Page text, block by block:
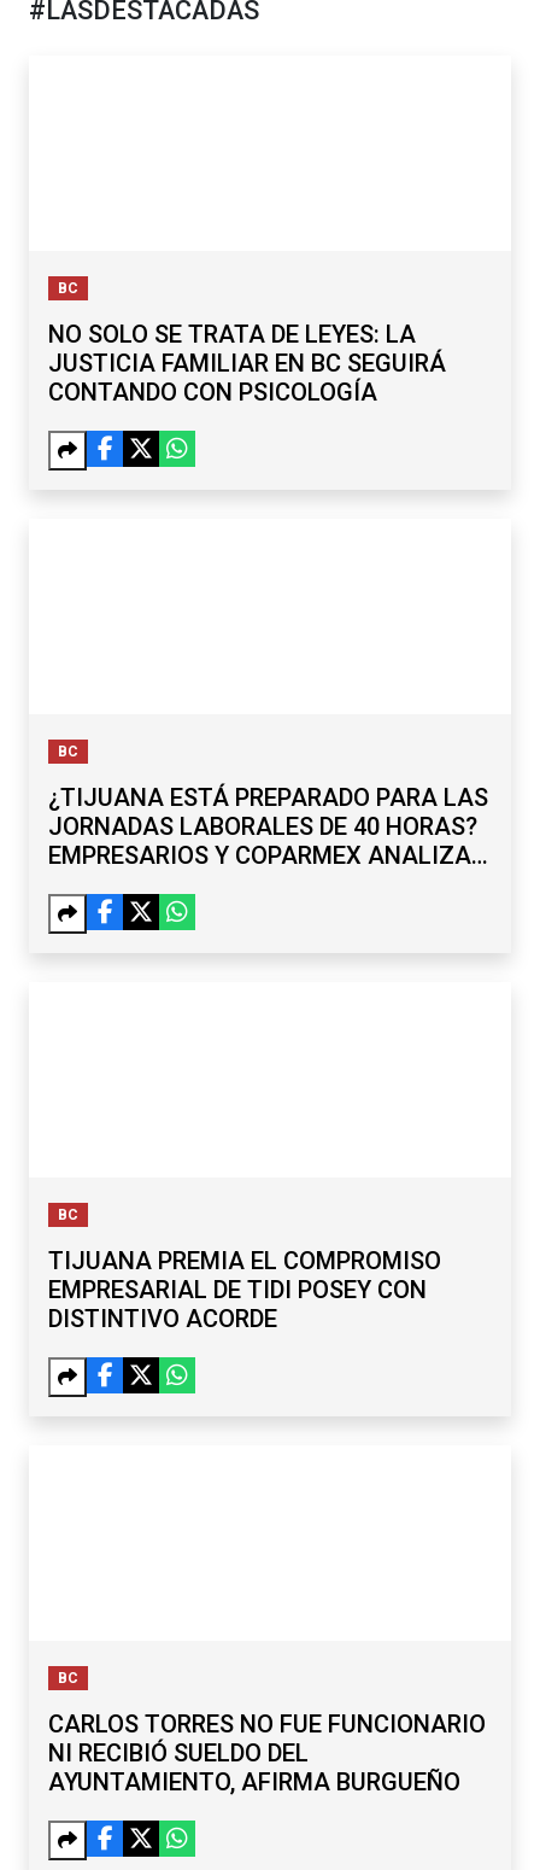
#LASDESTACADAS
BC
NO SOLO SE TRATA DE LEYES: LA
JUSTICIA FAMILIAR EN BC SEGUIRÁ
CONTANDO CON PSICOLOGÍA
BC
¿TIJUANA ESTÁ PREPARADO PARA LAS
JORNADAS LABORALES DE 40 HORAS?
EMPRESARIOS Y COPARMEX ANALIZAN
BC
TIJUANA PREMIA EL COMPROMISO
EMPRESARIAL DE TIDI POSEY CON
DISTINTIVO ACORDE
BC
CARLOS TORRES NO FUE FUNCIONARIO
NI RECIBIÓ SUELDO DEL
AYUNTAMIENTO, AFIRMA BURGUEÑO